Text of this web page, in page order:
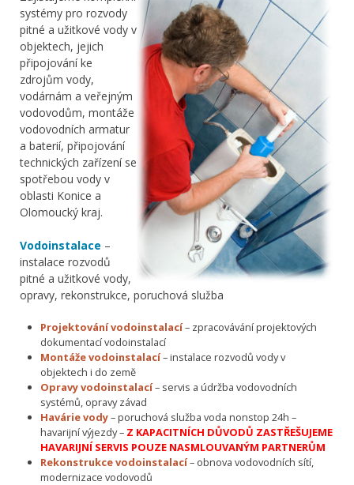
systémy pro rozvody
pitné a užitkové vody v
objektech, jejich
připojování ke
zdrojům vody,
vodárnám a veřejným
vodovodům, montáže
vodovodních armatur
a baterií, připojování
technických zařízení se
spotřebou vody v
oblasti Konice a
Olomoucký kraj.
Vodoinstalace –
instalace rozvodů
pitné a užitkové vody,
opravy, rekonstrukce, poruchová služba
Projektování vodoinstalací– zpracovávání projektových
dokumentací vodoinstalací
Montáže vodoinstalací– instalace rozvodů vody v
objektech i do země
Opravy vodoinstalací– servis a údržba vodovodních
systémů, opravy závad
Havárie vody– poruchová služba voda nonstop 24h –
havarijní výjezdy – Z KAPACITNÍCH DŮVODŮ ZASTŘEŠUJEME
HAVARIJNÍ SERVIS POUZE NASMLOUVANÝM PARTNERŮM
Rekonstrukce vodoinstalací– obnova vodovodních sítí,
modernizace vodovodů